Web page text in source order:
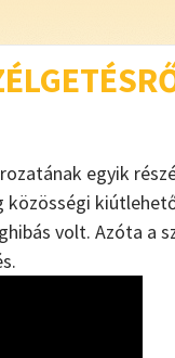
egyik
volt. Azóta